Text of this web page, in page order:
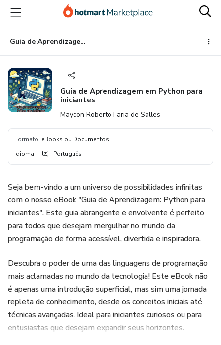
para
conteúdo
principal
para
pagamento
para
rodapé
Guia de Aprendizagem em Python para iniciantes
Guia de Aprendizagem em Python para
iniciantes
Maycon Roberto Faria de Salles
Formato: eBooks ou Documentos
Idioma: Português
Seja bem-vindo a um universo de possibilidades infinitas
com o nosso eBook "Guia de Aprendizagem: Python para
iniciantes". Este guia abrangente e envolvente é perfeito
para todos que desejam mergulhar no mundo da
programação de forma acessível, divertida e inspiradora.
Descubra o poder de uma das linguagens de programação
mais aclamadas no mundo da tecnologia! Este eBook não
é apenas uma introdução superficial, mas sim uma jornada
repleta de conhecimento, desde os conceitos iniciais até
técnicas avançadas. Ideal para iniciantes curiosos ou para
entusiastas que desejam expandir seus horizontes.